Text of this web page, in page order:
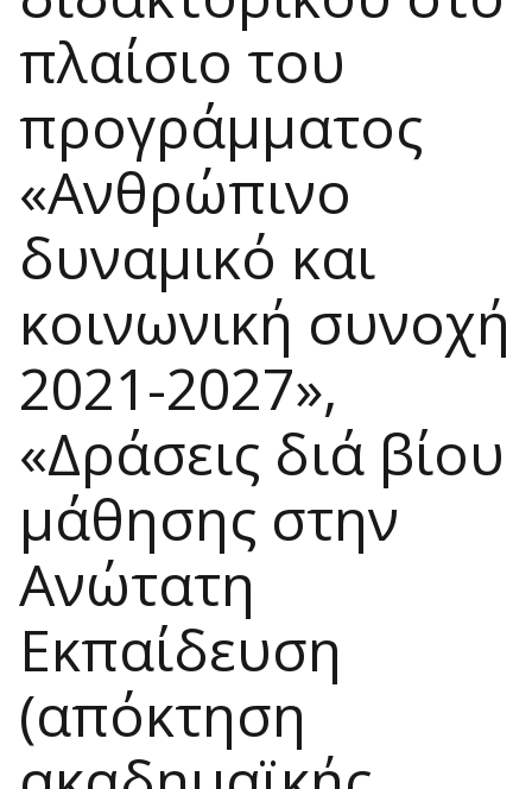
πλαίσιο του
προγράμματος
«Ανθρώπινο
δυναμικό και
κοινωνική συνοχή
2021-2027»,
«Δράσεις διά βίου
μάθησης στην
Ανώτατη
Εκπαίδευση
(απόκτηση